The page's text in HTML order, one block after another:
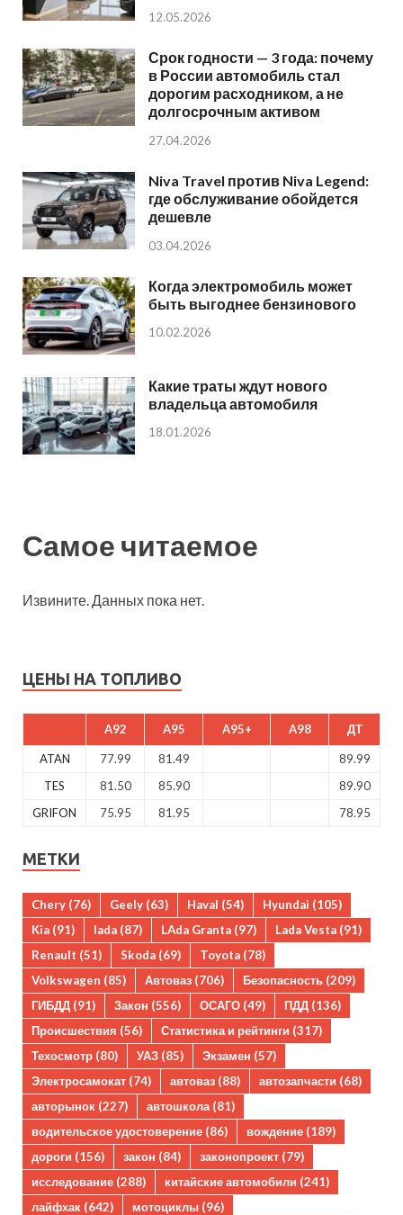
12.05.2026
Срок годности — 3 года: почему
в России автомобиль стал
дорогим расходником, а не
долгосрочным активом
27.04.2026
Niva Travel против Niva Legend:
где обслуживание обойдется
дешевле
03.04.2026
Когда электромобиль может
быть выгоднее бензинового
10.02.2026
Какие траты ждут нового
владельца автомобиля
18.01.2026
Самое читаемое
Извините. Данных пока нет.
ЦЕНЫ НА ТОПЛИВО
A92 A95 A95+ A98 ДТ
ATAN 77.99 81.49
89.99
TES
81.50 85.90
89.90
GRIFON
75.95 81.95 78.95
МЕТКИ
Chery (76) Geely (63) Haval (54) Hyundai (105)
Kia (91) lada (87) LAda Granta (97) Lada Vesta (91)
Renault (51) Skoda (69) Toyota (78)
Volkswagen (85) Автоваз (706) Безопасность (209)
ГИБДД (91) Закон (556) ОСАГО (49) ПДД (136)
Происшествия (56) Статистика и рейтинги (317)
Техосмотр (80) УАЗ (85) Экзамен (57)
Электросамокат (74) автоваз (88) автозапчасти (68)
авторынок (227) автошкола (81)
водительское удостоверение (86) вождение (189)
дороги (156) закон (84) законопроект (79)
исследование (288) китайские автомобили (241)
лайфхак (642) мотоциклы (96)